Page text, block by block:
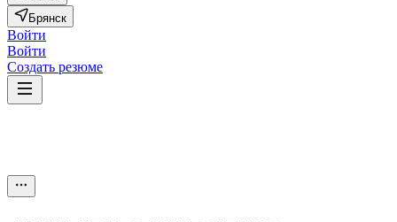
Брянск
Войти
Войти
Создать резюме